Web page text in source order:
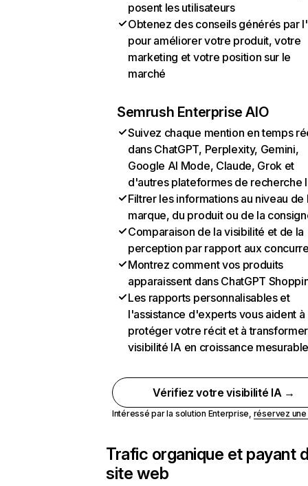
posent les utilisateurs
Obtenez des conseils générés par
pour améliorer votre produit, votre
marketing et votre position sur le
marché
Semrush Enterprise AIO
Suivez chaque mention en temps
dans ChatGPT, Perplexity, Gemini,
Google AI Mode, Claude, Grok et
d'autres plateformes de recherche
Filtrer les informations au niveau de
marque, du produit ou de la
Comparaison de la visibilité et de la
perception par rapport aux
Montrez comment vos produits
apparaissent dans ChatGPT
Les rapports personnalisables et
l'assistance d'experts vous aident à
protéger votre récit et à
visibilité IA en croissance
Vérifiez votre visibilité IA →
Intéressé par la solution Enterprise, réservez
Trafic organique et payant
site web